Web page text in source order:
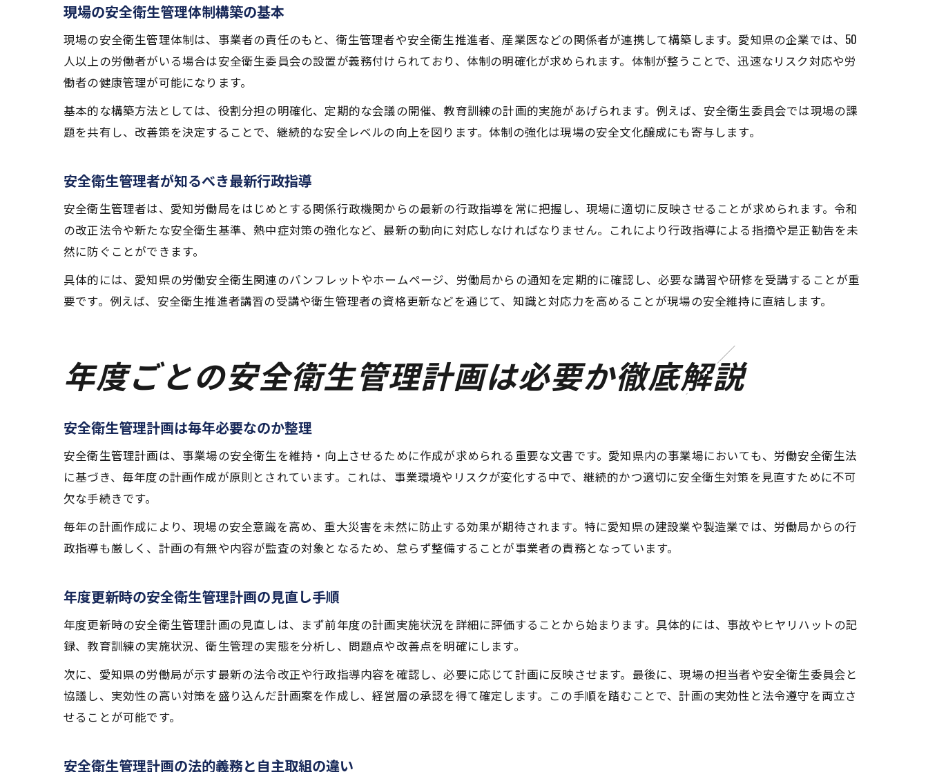
安全衛生管理運用の実務例と現場対応策
衛生管理者・産業医兼務時の注意点整理
現場の安全衛生管理体制構築の基本
現場の安全衛生管理体制は、事業者の責任のもと、衛生管理者や安全衛生推進者、産業医などの関係者が連携して構築します。愛知県の企業では、50
人以上の労働者がいる場合は安全衛生委員会の設置が義務付けられており、体制の明確化が求められます。体制が整うことで、迅速なリスク対応や労
働者の健康管理が可能になります。
基本的な構築方法としては、役割分担の明確化、定期的な会議の開催、教育訓練の計画的実施があげられます。例えば、安全衛生委員会では現場の課
題を共有し、改善策を決定することで、継続的な安全レベルの向上を図ります。体制の強化は現場の安全文化醸成にも寄与します。
安全衛生管理者が知るべき最新行政指導
安全衛生管理者は、愛知労働局をはじめとする関係行政機関からの最新の行政指導を常に把握し、現場に適切に反映させることが求められます。令和
の改正法令や新たな安全衛生基準、熱中症対策の強化など、最新の動向に対応しなければなりません。これにより行政指導による指摘や是正勧告を未
然に防ぐことができます。
具体的には、愛知県の労働安全衛生関連のパンフレットやホームページ、労働局からの通知を定期的に確認し、必要な講習や研修を受講することが重
要です。例えば、安全衛生推進者講習の受講や衛生管理者の資格更新などを通じて、知識と対応力を高めることが現場の安全維持に直結します。
年度ごとの安全衛生管理計画は必要か徹底解説
安全衛生管理計画は毎年必要なのか整理
安全衛生管理計画は、事業場の安全衛生を維持・向上させるために作成が求められる重要な文書です。愛知県内の事業場においても、労働安全衛生法
に基づき、毎年度の計画作成が原則とされています。これは、事業環境やリスクが変化する中で、継続的かつ適切に安全衛生対策を見直すために不可
欠な手続きです。
毎年の計画作成により、現場の安全意識を高め、重大災害を未然に防止する効果が期待されます。特に愛知県の建設業や製造業では、労働局からの行
政指導も厳しく、計画の有無や内容が監査の対象となるため、怠らず整備することが事業者の責務となっています。
年度更新時の安全衛生管理計画の見直し手順
年度更新時の安全衛生管理計画の見直しは、まず前年度の計画実施状況を詳細に評価することから始まります。具体的には、事故やヒヤリハットの記
録、教育訓練の実施状況、衛生管理の実態を分析し、問題点や改善点を明確にします。
次に、愛知県の労働局が示す最新の法令改正や行政指導内容を確認し、必要に応じて計画に反映させます。最後に、現場の担当者や安全衛生委員会と
協議し、実効性の高い対策を盛り込んだ計画案を作成し、経営層の承認を得て確定します。この手順を踏むことで、計画の実効性と法令遵守を両立さ
せることが可能です。
安全衛生管理計画の法的義務と自主取組の違い